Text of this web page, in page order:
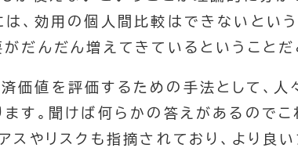
、効用の個人間比較はできないとい
だんだん増えてきているということだ
価値を評価するための手法として、人
す。聞けば何らかの答えがあるので
スやリスクも指摘されており、より良